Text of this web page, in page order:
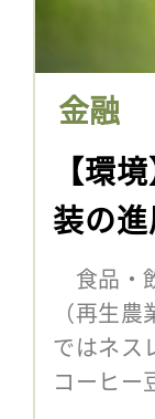
金融
【環
装の
食品・
（再生
ではネス
コーヒ